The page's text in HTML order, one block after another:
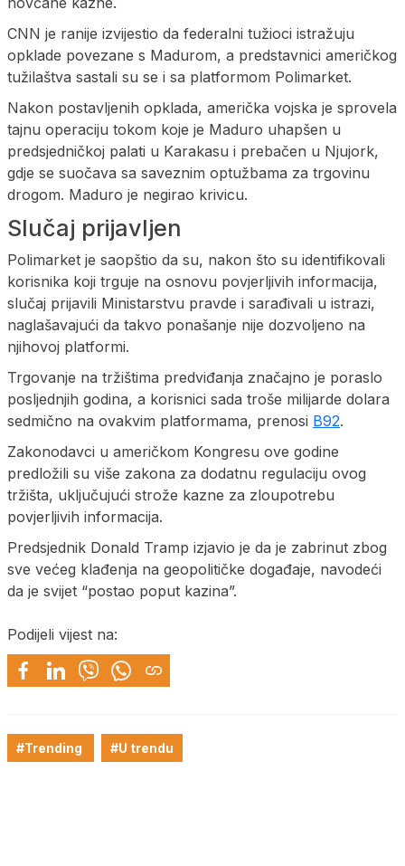
CNN je ranije izvijestio da federalni tužioci istražuju
opklade povezane s Madurom, a predstavnici američkog
tužilaštva sastali su se i sa platformom Polimarket.
Nakon postavljenih opklada, američka vojska je sprovela
tajnu operaciju tokom koje je Maduro uhapšen u
predsjedničkoj palati u Karakasu i prebačen u Njujork,
gdje se suočava sa saveznim optužbama za trgovinu
drogom. Maduro je negirao krivicu.
Slučaj prijavljen
Polimarket je saopštio da su, nakon što su identifikovali
korisnika koji trguje na osnovu povjerljivih informacija,
slučaj prijavili Ministarstvu pravde i sarađivali u istrazi,
naglašavajući da takvo ponašanje nije dozvoljeno na
njihovoj platformi.
Trgovanje na tržištima predviđanja značajno je poraslo
posljednjih godina, a korisnici sada troše milijarde dolara
sedmično na ovakvim platformama, prenosi B92.
Zakonodavci u američkom Kongresu ove godine
predložili su više zakona za dodatnu regulaciju ovog
tržišta, uključujući strože kazne za zloupotrebu
povjerljivih informacija.
Predsjednik Donald Tramp izjavio je da je zabrinut zbog
sve većeg klađenja na geopolitičke događaje, navodeći
da je svijet “postao poput kazina”.
Podijeli vijest na:
#Trending #U trendu